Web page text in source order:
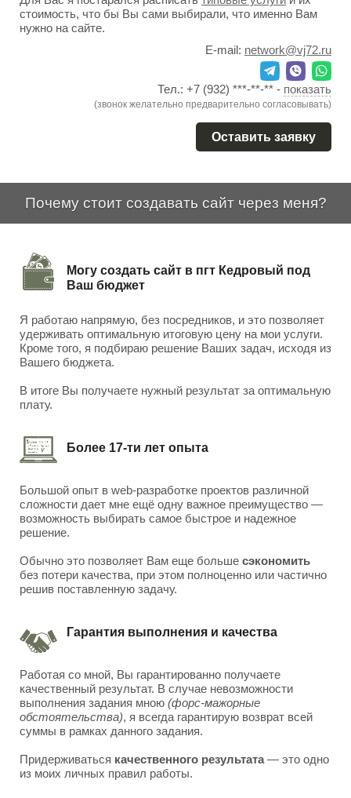
стоимость, что бы Вы сами выбирали, что именно Вам
нужно на сайте.
E-mail: network@vj72.ru
Тел.: +7 (932) ***-**-** - показать
(звонок желательно предварительно согласовывать)
Оставить заявку
Почему стоит создавать сайт через меня?
Могу создать сайт в пгт Кедровый под
Ваш бюджет
Я работаю напрямую, без посредников, и это позволяет
удерживать оптимальную итоговую цену на мои услуги.
Кроме того, я подбираю решение Ваших задач, исходя из
Вашего бюджета.
В итоге Вы получаете нужный результат за оптимальную
плату.
Более 17-ти лет опыта
Большой опыт в web-разработке проектов различной
сложности дает мне ещё одну важное преимущество —
возможность выбирать самое быстрое и надежное
решение.
Обычно это позволяет Вам еще больше сэкономить
без потери качества, при этом полноценно или частично
решив поставленную задачу.
Гарантия выполнения и качества
Работая со мной, Вы гарантированно получаете
качественный результат. В случае невозможности
выполнения задания мною (форс-мажорные
обстоятельства), я всегда гарантирую возврат всей
суммы в рамках данного задания.
Придерживаться качественного результата— это одно
из моих личных правил работы.